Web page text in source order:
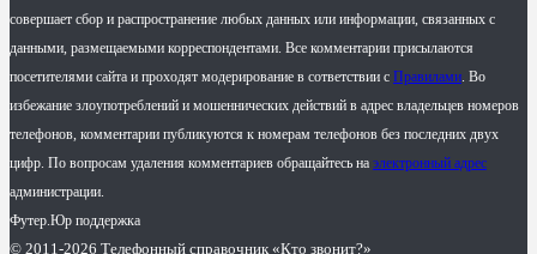
совершает сбор и распространение любых данных или информации, связанных с
данными, размещаемыми корреспондентами. Все комментарии присылаются
посетителями сайта и проходят модерирование в сответствии с Правилами. Во
избежание злоупотреблений и мошеннических действий в адрес владельцев номеров
телефонов, комментарии публикуются к номерам телефонов без последних двух
цифр. По вопросам удаления комментариев обращайтесь на электронный адрес
администрации.
Футер.Юр поддержка
© 2011-2026 Телефонный справочник «Кто звонит?»